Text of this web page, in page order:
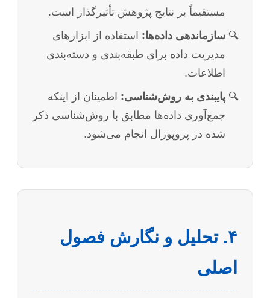
مستقیماً بر نتایج پژوهش تأثیرگذار است.
سازماندهی داده‌ها: استفاده از ابزارهای
مدیریت داده برای طبقه‌بندی و دسته‌بندی
اطلاعات.
پایبندی به روش‌شناسی: اطمینان از اینکه
جمع‌آوری داده‌ها مطابق با روش‌شناسی ذکر
شده در پروپوزال انجام می‌شود.
۴. تحلیل و نگارش فصول
اصلی